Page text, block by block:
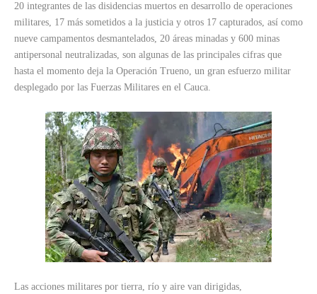
20 integrantes de las disidencias muertos en desarrollo de operaciones
militares, 17 más sometidos a la justicia y otros 17 capturados, así como
nueve campamentos desmantelados, 20 áreas minadas y 600 minas
antipersonal neutralizadas, son algunas de las principales cifras que
hasta el momento deja la Operación Trueno, un gran esfuerzo militar
desplegado por las Fuerzas Militares en el Cauca.
Las acciones militares por tierra, río y aire van dirigidas,